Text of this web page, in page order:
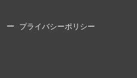
プライバシーポリシー